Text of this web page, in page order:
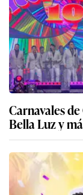
Carnavales
Bella Luz y